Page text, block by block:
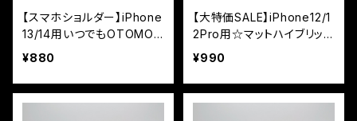
【スマホショルダー】iPhone
13/14用いつでもOTOMO
☆チェーンストラップ付ハイ
¥880
【大特価SALE】iPhone12/1
2Pro用☆マットハイブリット
ケース
¥990